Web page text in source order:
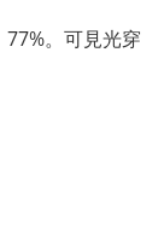
77%。
可見光穿